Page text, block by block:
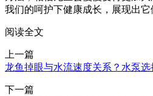
我们的呵护下健康成长，展现出它
阅读全文
上一篇
龙鱼掉眼与水流速度关系？水泵选
下一篇